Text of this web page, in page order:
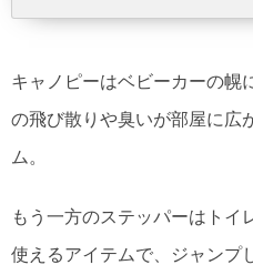
キャノピーはベビーカーの幌
の飛び散りや臭いが部屋に広
ム。
もう一方のステッパーはトイ
使えるアイテムで、ジャンプ